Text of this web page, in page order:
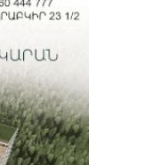
ընդդեմ